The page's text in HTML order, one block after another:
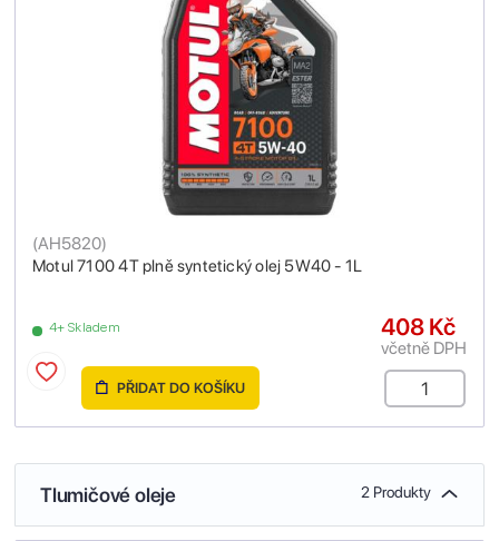
Motul 7100 4T plně syntetický olej 5W40 - 1L
(AH5820)
4+ Skladem 408 Kč
včetně DPH
PŘIDAT DO KOŠÍKU
Tlumičové oleje 2 Produkty